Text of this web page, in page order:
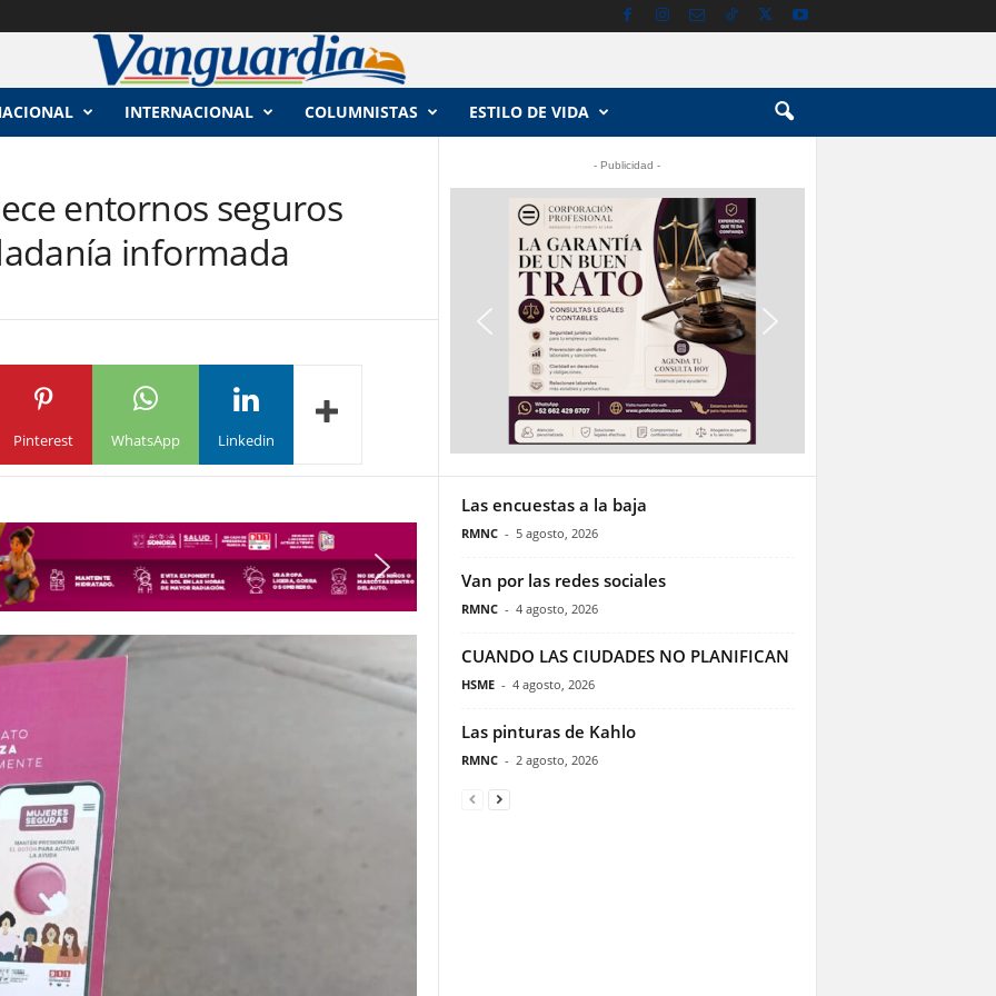
INTERNACIONAL COLUMNISTAS ESTILO DE VIDA
entornos seguros
informada
Pinterest WhatsApp Linkedin
- Publicidad -
Las encuestas a la baja
RMNC - 5 agosto, 2026
Van por las redes sociales
RMNC - 4 agosto, 2026
CUANDO LAS CIUDADES NO PLANIFICAN
HSME - 4 agosto, 2026
Las pinturas de Kahlo
RMNC - 2 agosto, 2026